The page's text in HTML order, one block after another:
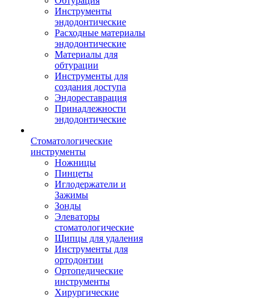
Инструменты
эндодонтические
Расходные материалы
эндодонтические
Материалы для
обтурации
Инструменты для
создания доступа
Эндореставрация
Принадлежности
эндодонтические
Стоматологические
инструменты
Ножницы
Пинцеты
Иглодержатели и
Зажимы
Зонды
Элеваторы
стоматологические
Щипцы для удаления
Инструменты для
ортодонтии
Ортопедические
инструменты
Хирургические